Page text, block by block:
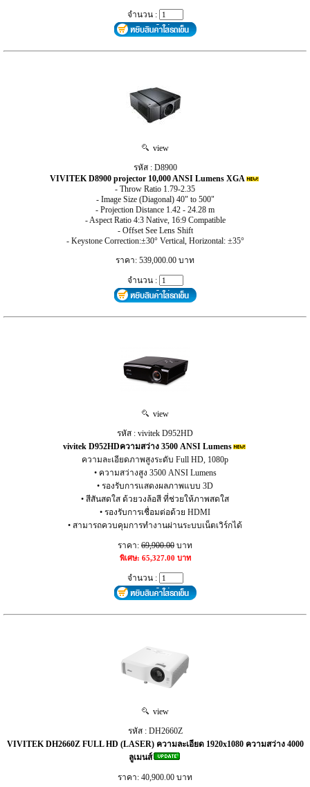
จำนวน :
view
รหัส : D8900
VIVITEK D8900 projector 10,000 ANSI Lumens XGA
- Throw Ratio 1.79-2.35
- Image Size (Diagonal) 40" to 500"
- Projection Distance 1.42 - 24.28 m
- Aspect Ratio 4:3 Native, 16:9 Compatible
- Offset See Lens Shift
- Keystone Correction:±30° Vertical, Horizontal: ±35°
ราคา: 539,000.00 บาท
จำนวน :
view
รหัส : vivitek D952HD
vivitek D952HDความสว่าง 3500 ANSI Lumens
ความละเอียดภาพสูงระดับ Full HD, 1080p
• ความสว่างสูง 3500 ANSI Lumens
• รองรับการแสดงผลภาพแบบ 3D
• สีสันสดใส ด้วยวงล้อสี ที่ช่วยให้ภาพสดใส
• รองรับการเชื่อมต่อด้วย HDMI
• สามารถควบคุมการทำงานผ่านระบบเน็ตเวิร์กได้
ราคา: 69,900.00 บาท
พิเศษ: 65,327.00 บาท
จำนวน :
view
รหัส : DH2660Z
VIVITEK DH2660Z FULL HD (LASER) ความละเอียด 1920x1080 ความสว่าง 4000
ลูเมนส์
ราคา: 40,900.00 บาท